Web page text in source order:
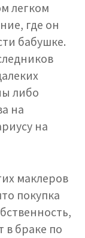
легком
где он
бабушке.
либо
на
на
маклеров
покупка
в браке по